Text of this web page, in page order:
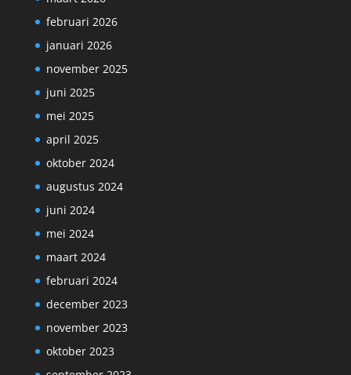
februari 2026
januari 2026
november 2025
juni 2025
mei 2025
april 2025
oktober 2024
augustus 2024
juni 2024
mei 2024
maart 2024
februari 2024
december 2023
november 2023
oktober 2023